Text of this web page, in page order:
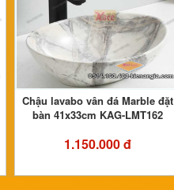
Chậu lavabo vân đá Marble đặt
bàn 41x33cm KAG-LMT162
1.150.000 đ